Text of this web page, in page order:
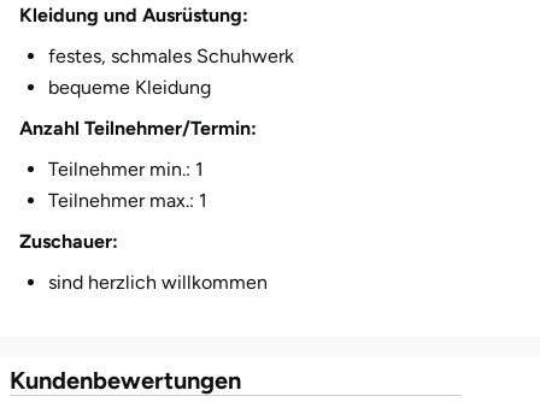
Kleidung und Ausrüstung:
festes, schmales Schuhwerk
bequeme Kleidung
Anzahl Teilnehmer/Termin:
Teilnehmer min.: 1
Teilnehmer max.: 1
Zuschauer:
sind herzlich willkommen
Kundenbewertungen
Ibbenbüren
Ingolstadt
Jerichower Land